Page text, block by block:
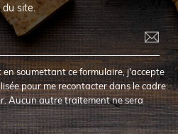
du site.
en soumettant ce formulaire, j'accepte
pour me recontacter dans le cadre
Aucun autre traitement ne sera